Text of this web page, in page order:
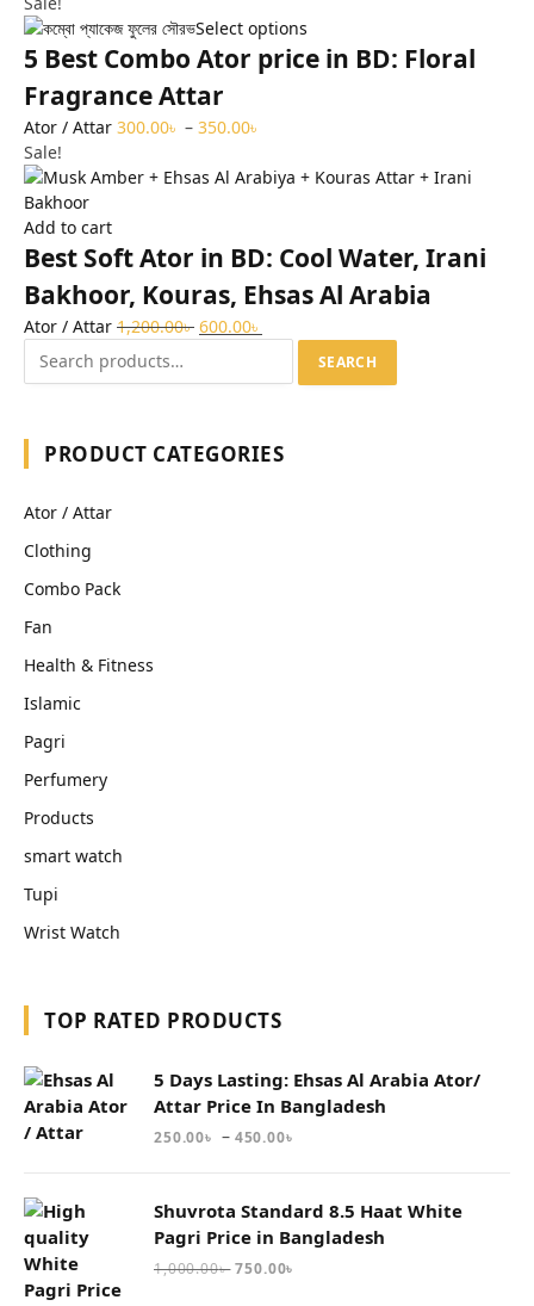
Select options
5 Best Combo Ator price in BD: Floral
Fragrance Attar
Ator / Attar 300.00৳ – 350.00৳
Sale!
Add to cart
Best Soft Ator in BD: Cool Water, Irani
Bakhoor, Kouras, Ehsas Al Arabia
Ator / Attar 1,200.00৳ 600.00৳
SEARCH
PRODUCT CATEGORIES
Ator / Attar
Clothing
Combo Pack
Fan
Health & Fitness
Islamic
Pagri
Perfumery
Products
smart watch
Tupi
Wrist Watch
TOP RATED PRODUCTS
5 Days Lasting: Ehsas Al Arabia Ator/
Attar Price In Bangladesh
250.00৳ – 450.00৳
Shuvrota Standard 8.5 Haat White
Pagri Price in Bangladesh
1,000.00৳ 750.00৳